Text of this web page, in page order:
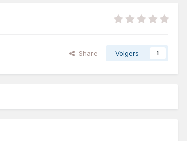
Share Volgers 1